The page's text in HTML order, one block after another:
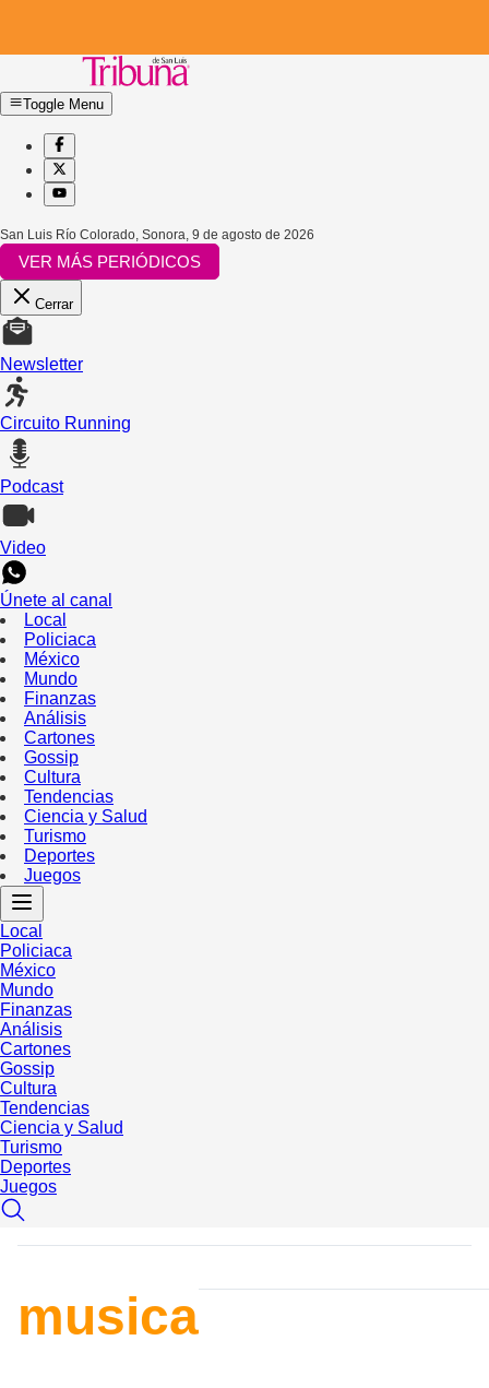
Toggle Menu
San Luis Río Colorado, Sonora, 9 de agosto de 2026
VER MÁS PERIÓDICOS
Cerrar
Newsletter
Circuito Running
Podcast
Video
Únete al canal
Local
Policiaca
México
Mundo
Finanzas
Análisis
Cartones
Gossip
Cultura
Tendencias
Ciencia y Salud
Turismo
Deportes
Juegos
Local
Policiaca
México
Mundo
Finanzas
Análisis
Cartones
Gossip
Cultura
Tendencias
Ciencia y Salud
Turismo
Deportes
Juegos
musica